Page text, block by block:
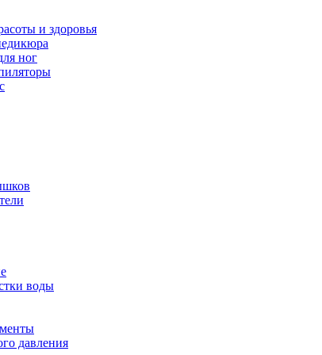
и здоровья
ног
воды
давления